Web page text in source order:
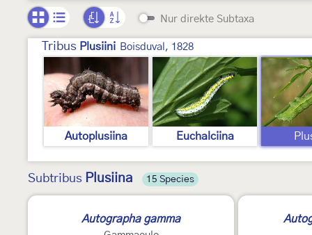
Nur direkte Subtaxa
Tribus Plusiini Boisduval, 1828
Autoplusiina Euchalciina
Subtribus Plusiina 15 Species
Autographa gamma